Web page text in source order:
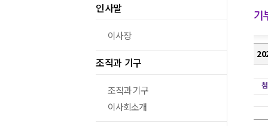
인사말
이사장
조직과 기구
조직과 기구
이사회소개